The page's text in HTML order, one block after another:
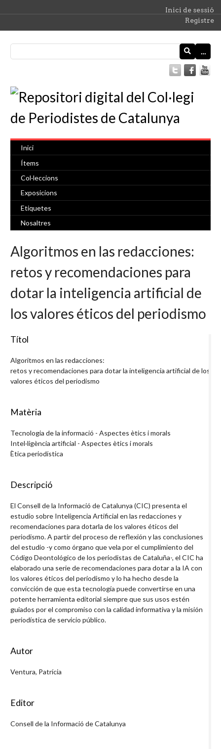
Inici de sessió
Registre
…
Inici
Ítems
Col·leccions
Exposicions
Etiquetes
Nosaltres
Algoritmos en las redacciones:
retos y recomendaciones para
dotar la inteligencia artificial de
los valores éticos del periodismo
Títol
Algoritmos en las redacciones:
retos y recomendaciones para dotar la inteligencia artificial de los
valores éticos del periodismo
Matèria
Tecnologia de la informació - Aspectes ètics i morals
Intel·ligència artificial - Aspectes ètics i morals
Ètica periodística
Descripció
El Consell de la Informació de Catalunya (CIC) presenta el
estudio sobre Inteligencia Artificial en las redacciones y
recomendaciones para dotarla de los valores éticos del
periodismo. A partir del proceso de reflexión y las conclusiones
del estudio -y como órgano que vela por el cumplimiento del
Código Deontológico de los periodistas de Cataluña-, el CIC ha
elaborado una serie de recomendaciones para dotar a la IA con
los valores éticos del periodismo y lo ha hecho desde la
convicción de que esta tecnología puede convertirse en una
potente herramienta editorial siempre que sus usos estén
guiados por el compromiso con la calidad informativa y la misión
periodística de servicio público.
Autor
Ventura, Patrícia
Editor
Consell de la Informació de Catalunya